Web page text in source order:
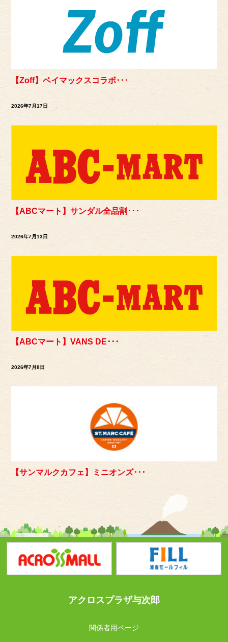
【Zoff】ベイマックスコラボ･･･
2026年7月17日
【ABCマート】サンダル全品割･･･
2026年7月13日
【ABCマート】VANS DE･･･
2026年7月8日
【サンマルクカフェ】ミニオンズ･･･
アクロスプラザ与次郎
関係者用ページ